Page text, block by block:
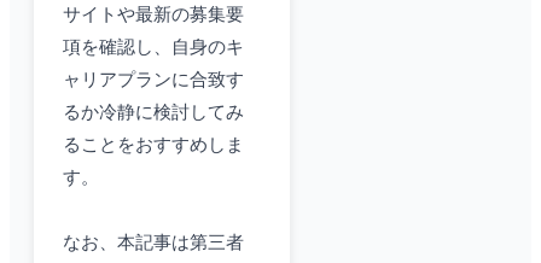
サイトや最新の募集要
項を確認し、自身のキ
ャリアプランに合致す
るか冷静に検討してみ
ることをおすすめしま
す。
なお、本記事は第三者